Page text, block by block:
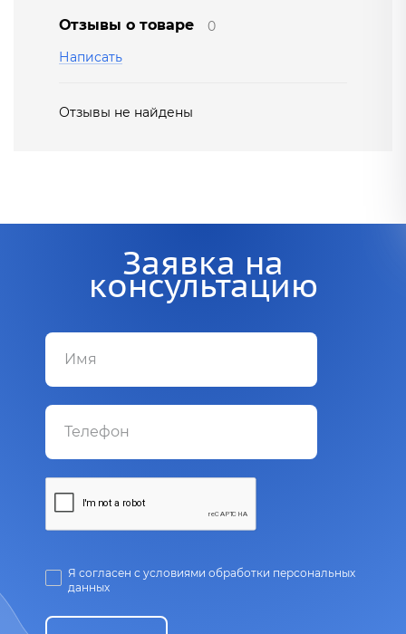
Отзывы о товаре
0
Написать
Отзывы не найдены
Заявка на
консультацию
Я согласен с условиями обработки персональных
данных